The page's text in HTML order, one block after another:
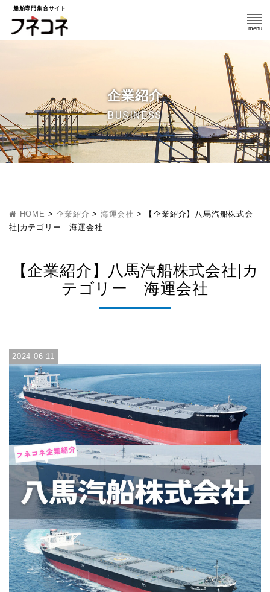
船舶専門集合サイト
企業紹介
BUSINESS
HOME >企業紹介 > 海運会社 >
【企業紹介】八馬汽船株式会
社|カテゴリー 海運会社
【企業紹介】八馬汽船株式会社|カ
テゴリー 海運会社
2024-06-11